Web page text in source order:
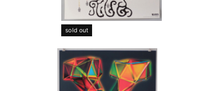
sold out